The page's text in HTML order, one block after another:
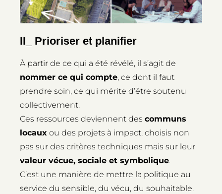
II_ Prioriser et planifier
À partir de ce qui a été révélé, il s’agit de
nommer ce qui compte, ce dont il faut
prendre soin, ce qui mérite d’être soutenu
collectivement.
Ces ressources deviennent des communs
locaux ou des projets à impact, choisis non
pas sur des critères techniques mais sur leur
valeur vécue, sociale et symbolique.
C’est une manière de mettre la politique au
service du sensible, du vécu, du souhaitable.